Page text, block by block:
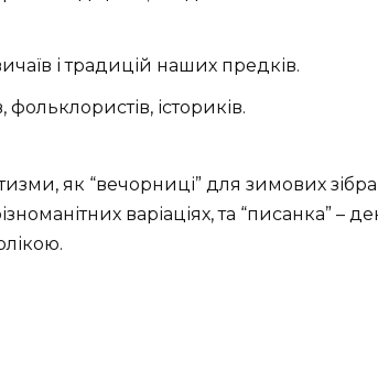
і традицій наших предків.
істориків.
як “вечорниці” для зимових
варіаціях, та “писанка” –